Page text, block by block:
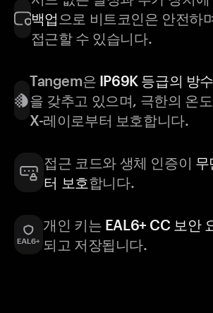
백업 으로 비트코인은 안전하
접근할 수 있습니다.
Tangem은 IP69K 등급의 방
을 갖추고 있으며, 극한의 온
X-레이로부터 보호합니다.
접근 코드와 생체 인증이 무
터 보호합니다.
개인 키는 EAL6+ CC 보안
되고 저장됩니다.